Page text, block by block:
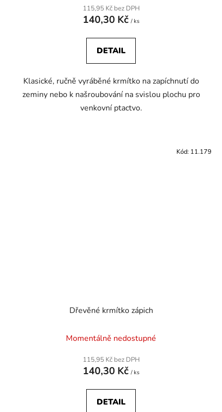
115,95 Kč bez DPH
140,30 Kč / ks
DETAIL
Klasické, ručně vyráběné krmítko na zapíchnutí do
zeminy nebo k našroubování na svislou plochu pro
venkovní ptactvo.
Dřevěné krmítko zápich
Momentálně nedostupné
115,95 Kč bez DPH
140,30 Kč / ks
DETAIL
Kód: 11.179